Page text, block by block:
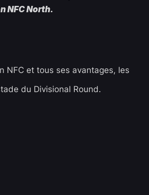
NFC North.
NFC et tous ses avantages, les
du Divisional Round.